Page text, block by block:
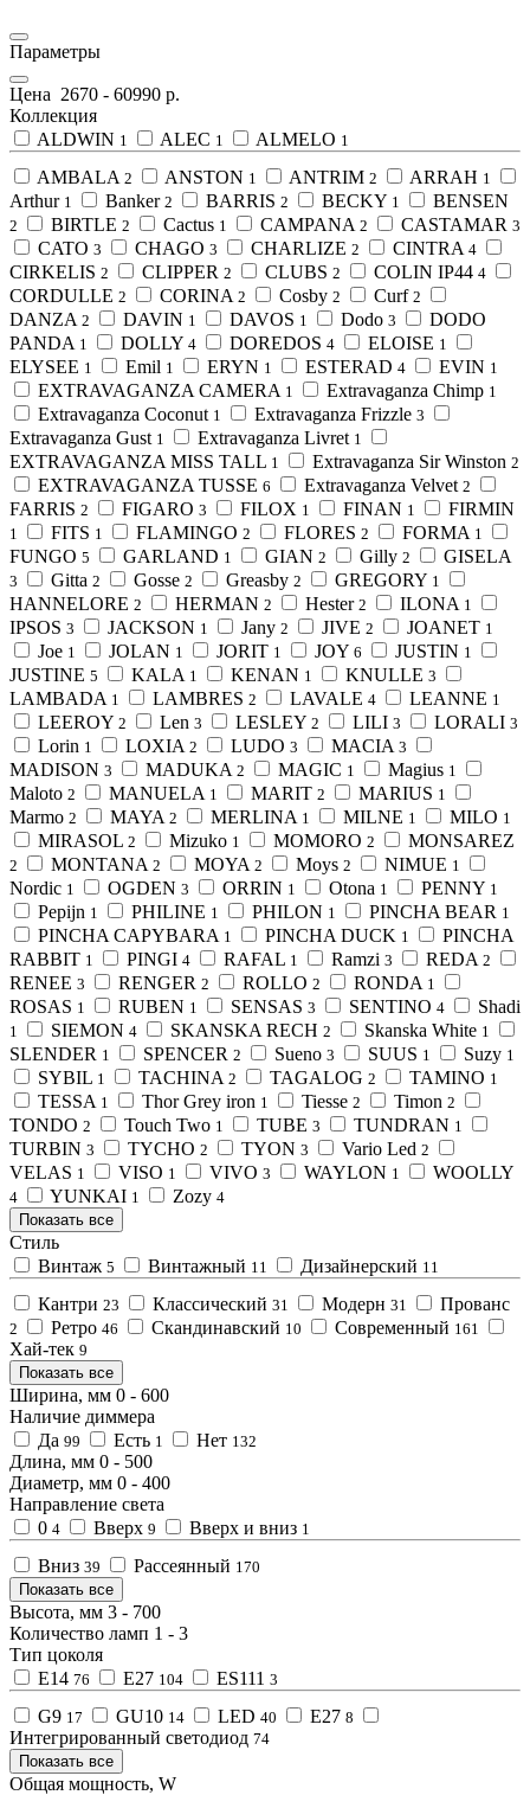
Параметры
Цена 2670 - 60990 р.
Коллекция
ALDWIN 1 ALEC 1 ALMELO 1
AMBALA 2 ANSTON 1 ANTRIM 2 ARRAH 1
Arthur 1 Banker 2 BARRIS 2 BECKY 1 BENSEN
2 BIRTLE 2 Cactus 1 CAMPANA 2 CASTAMAR 3
CATO 3 CHAGO 3 CHARLIZE 2 CINTRA 4
CIRKELIS 2 CLIPPER 2 CLUBS 2 COLIN IP44 4
CORDULLE 2 CORINA 2 Cosby 2 Curf 2
DANZA 2 DAVIN 1 DAVOS 1 Dodo 3
DODO
PANDA 1 DOLLY 4 DOREDOS 4 ELOISE 1
ELYSEE 1 Emil 1 ERYN 1 ESTERAD 4 EVIN 1
EXTRAVAGANZA CAMERA 1 Extravaganza Chimp 1
Extravaganza Coconut 1 Extravaganza Frizzle 3
Extravaganza Gust 1 Extravaganza Livret 1
EXTRAVAGANZA MISS TALL 1 Extravaganza Sir Winston 2
EXTRAVAGANZA TUSSE 6 Extravaganza Velvet 2
FARRIS 2 FIGARO 3 FILOX 1 FINAN 1 FIRMIN
1 FITS 1 FLAMINGO 2 FLORES 2 FORMA 1
FUNGO 5 GARLAND 1 GIAN 2 Gilly 2 GISELA
3 Gitta 2 Gosse 2 Greasby 2 GREGORY 1
HANNELORE 2 HERMAN 2 Hester 2 ILONA 1
IPSOS 3 JACKSON 1 Jany 2 JIVE 2 JOANET 1
Joe 1 JOLAN 1 JORIT 1 JOY 6 JUSTIN 1
JUSTINE 5 KALA 1 KENAN 1 KNULLE 3
LAMBADA 1 LAMBRES 2 LAVALE 4 LEANNE 1
LEEROY 2 Len 3 LESLEY 2 LILI 3 LORALI 3
Lorin 1 LOXIA 2 LUDO 3 MACIA 3
MADISON 3 MADUKA 2 MAGIC 1 Magius 1
Maloto 2 MANUELA 1 MARIT 2 MARIUS 1
Marmo 2 MAYA 2 MERLINA 1 MILNE 1 MILO 1
MIRASOL 2 Mizuko 1 MOMORO 2 MONSAREZ
2 MONTANA 2 MOYA 2 Moys 2 NIMUE 1
Nordic 1 OGDEN 3 ORRIN 1 Otona 1 PENNY 1
Pepijn 1 PHILINE 1 PHILON 1 PINCHA BEAR 1
PINCHA CAPYBARA 1 PINCHA DUCK 1
PINCHA
RABBIT 1 PINGI 4 RAFAL 1 Ramzi 3 REDA 2
RENEE 3 RENGER 2 ROLLO 2 RONDA 1
ROSAS 1 RUBEN 1 SENSAS 3 SENTINO 4 Shadi
1 SIEMON 4 SKANSKA RECH 2 Skanska White 1
SLENDER 1 SPENCER 2 Sueno 3 SUUS 1 Suzy 1
SYBIL 1 TACHINA 2 TAGALOG 2 TAMINO 1
TESSA 1 Thor Grey iron 1 Tiesse 2 Timon 2
TONDO 2 Touch Two 1 TUBE 3 TUNDRAN 1
TURBIN 3 TYCHO 2 TYON 3 Vario Led 2
VELAS 1 VISO 1 VIVO 3 WAYLON 1 WOOLLY
4 YUNKAI 1 Zozy 4
Показать все
Стиль
Винтаж 5 Винтажный 11 Дизайнерский 11
Кантри 23 Классический 31 Модерн 31 Прованс
2 Ретро 46 Скандинавский 10 Современный 161
Хай-тек 9
Показать все
Ширина, мм 0 - 600
Наличие диммера
Да 99 Есть 1 Нет 132
Длина, мм 0 - 500
Диаметр, мм 0 - 400
Направление света
0 4 Вверх 9 Вверх и вниз 1
Вниз 39 Рассеянный 170
Показать все
Высота, мм 3 - 700
Количество ламп 1 - 3
Тип цоколя
E14 76 E27 104 ES111 3
G9 17 GU10 14 LED 40 Е27 8
Интегрированный светодиод 74
Показать все
Общая мощность, W